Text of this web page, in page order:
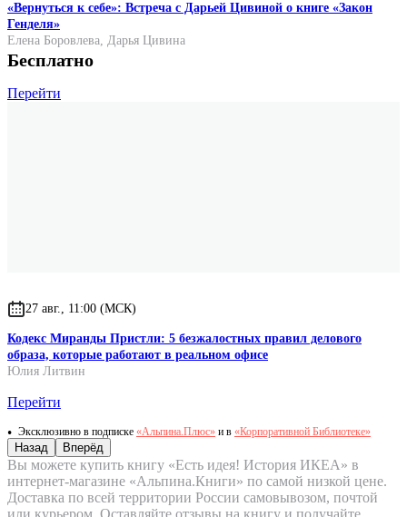
«Вернуться к себе»: Встреча с Дарьей Цивиной о книге «Закон
Генделя»
Елена Боровлева, Дарья Цивина
Бесплатно
Перейти
27 авг., 11:00 (МСК)
Кодекс Миранды Пристли: 5 безжалостных правил делового
образа, которые работают в реальном офисе
Юлия Литвин
Перейти
Эксклюзивно в подписке «Альпина.Плюс» и в «Корпоративной Библиотеке»
Назад Вперёд
Вы можете купить книгу «Есть идея! История ИКЕА» в
интернет-магазине «Альпина.Книги» по самой низкой цене.
Доставка по всей территории России самовывозом, почтой